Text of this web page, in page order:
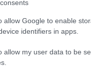
allow Google to enable
identifiers in apps.
allow my user data to be
adatok alapján itt
ezer forintot.